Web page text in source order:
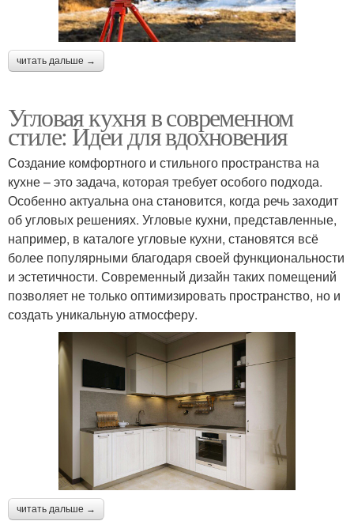
читать дальше →
Угловая кухня в современном
стиле: Идеи для вдохновения
Создание комфортного и стильного пространства на
кухне – это задача, которая требует особого подхода.
Особенно актуальна она становится, когда речь заходит
об угловых решениях. Угловые кухни, представленные,
например, в каталоге угловые кухни, становятся всё
более популярными благодаря своей функциональности
и эстетичности. Современный дизайн таких помещений
позволяет не только оптимизировать пространство, но и
создать уникальную атмосферу.
читать дальше →